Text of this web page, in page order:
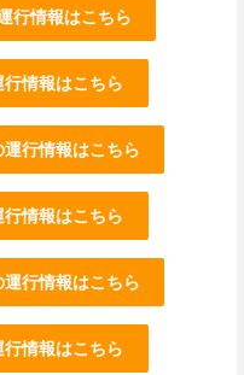
行情報はこちら
情報はこちら
行情報はこちら
情報はこちら
行情報はこちら
情報はこちら